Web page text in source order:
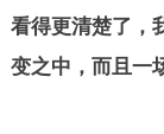
看得更清楚了，
变之中，而且一